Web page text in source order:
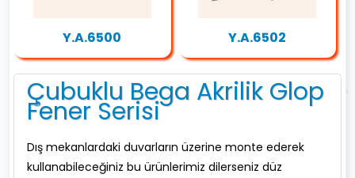
Çubuklu Bega Akrilik Glop
Fener Serisi
Dış mekanlardaki duvarların üzerine monte ederek
kullanabileceğiniz bu ürünlerimiz dilerseniz düz
Y.A.6500 Y.A.6502